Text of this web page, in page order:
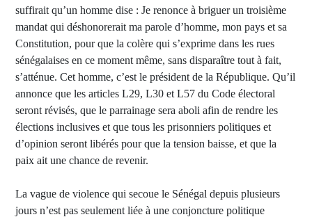
suffirait qu’un homme dise : Je renonce à briguer un troisième
mandat qui déshonorerait ma parole d’homme, mon pays et sa
Constitution, pour que la colère qui s’exprime dans les rues
sénégalaises en ce moment même, sans disparaître tout à fait,
s’atténue. Cet homme, c’est le président de la République. Qu’il
annonce que les articles L29, L30 et L57 du Code électoral
seront révisés, que le parrainage sera aboli afin de rendre les
élections inclusives et que tous les prisonniers politiques et
d’opinion seront libérés pour que la tension baisse, et que la
paix ait une chance de revenir.
La vague de violence qui secoue le Sénégal depuis plusieurs
jours n’est pas seulement liée à une conjoncture politique